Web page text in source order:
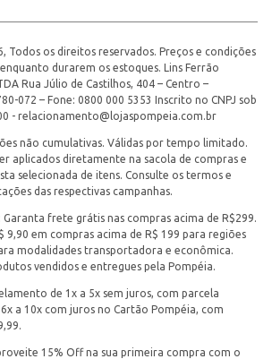
Todos os direitos reservados. Preços e condições
durarem os estoques. Lins Ferrão
Rua Júlio de Castilhos, 404 – Centro –
072 – Fone: 0800 000 5353 Inscrito no CNPJ sob
- relacionamento@lojaspompeia.com.br
não cumulativas. Válidas por tempo limitado.
aplicados diretamente na sacola de compras e
selecionada de itens. Consulte os termos e
das respectivas campanhas.
Garanta frete grátis nas compras acima de R$299.
9,90 em compras acima de R$ 199 para regiões
modalidades transportadora e econômica.
vendidos e entregues pela Pompéia.
de 1x a 5x sem juros, com parcela
a 10x com juros no Cartão Pompéia, com
15% Off na sua primeira compra com o